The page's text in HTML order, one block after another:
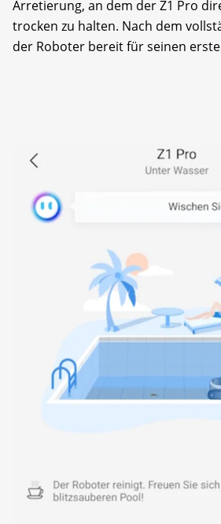
Arretierung, an dem der Z1 Pro
trocken zu halten. Nach dem
der Roboter bereit für seinen